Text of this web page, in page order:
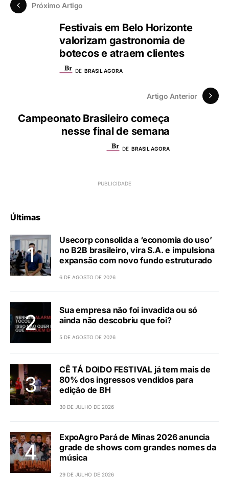
Próximo Artigo
Festivais em Belo Horizonte
valorizam gastronomia de
botecos e atraem clientes
DE BRASIL AGORA
Artigo Anterior
Campeonato Brasileiro começa
nesse final de semana
DE BRASIL AGORA
Últimas
Usecorp consolida a ‘economia do uso’
no B2B brasileiro, vira S.A. e impulsiona
expansão com novo fundo estruturado
6 DE AGOSTO DE 2026
Sua empresa não foi invadida ou só
ainda não descobriu que foi?
5 DE AGOSTO DE 2026
CÊ TÁ DOIDO FESTIVAL já tem mais de
80% dos ingressos vendidos para
edição de BH
30 DE JULHO DE 2026
ExpoAgro Pará de Minas 2026 anuncia
grade de shows com grandes nomes da
música
29 DE JULHO DE 2026